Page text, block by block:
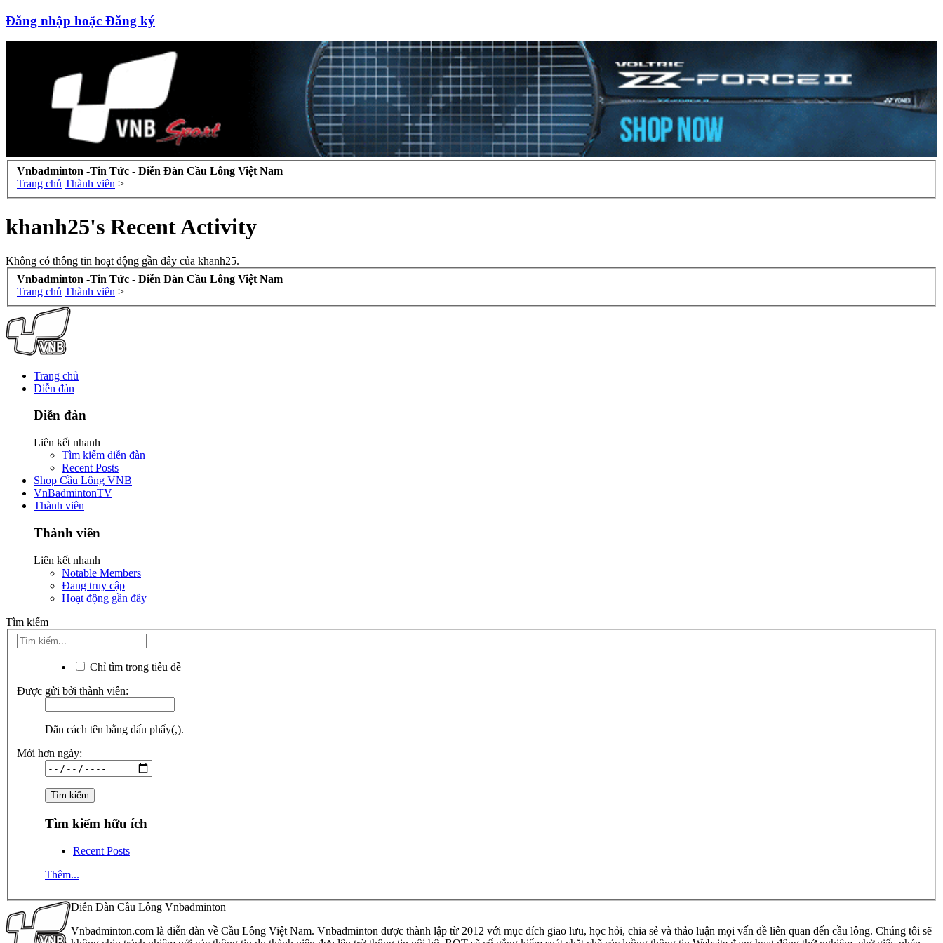
Đăng nhập hoặc Đăng ký
Vnbadminton -Tin Tức - Diễn Đàn Cầu Lông Việt Nam
Trang chủ Thành viên >
khanh25's Recent Activity
Không có thông tin hoạt động gần đây của khanh25.
Vnbadminton -Tin Tức - Diễn Đàn Cầu Lông Việt Nam
Trang chủ Thành viên >
Trang chủ
Diễn đàn
Diễn đàn
Liên kết nhanh
Tìm kiếm diễn đàn
Recent Posts
Shop Cầu Lông VNB
VnBadmintonTV
Thành viên
Thành viên
Liên kết nhanh
Notable Members
Đang truy cập
Hoạt động gần đây
Tìm kiếm
Chỉ tìm trong tiêu đề
Được gửi bởi thành viên:
Dãn cách tên bằng dấu phẩy(,).
Mới hơn ngày:
Tìm kiếm hữu ích
Recent Posts
Thêm...
Diễn Đàn Cầu Lông Vnbadminton
Vnbadminton.com là diễn đàn về Cầu Lông Việt Nam. Vnbadminton được thành lập từ 2012 với mục đích giao lưu, học hỏi, chia sẻ và thảo luận mọi vấn đề liên quan đến cầu lông. Chúng tôi sẽ